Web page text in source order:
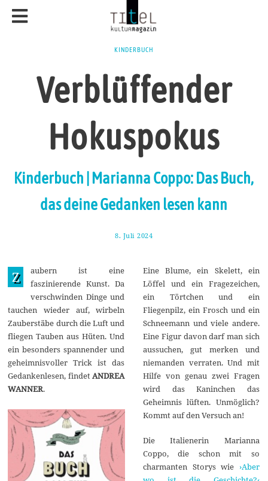
KINDERBUCH
Verblüffender
Hokuspokus
Kinderbuch | Marianna Coppo: Das Buch,
das deine Gedanken lesen kann
8. Juli 2024
u
l
i
2
0
2
4
Z
aubern ist eine
faszinierende Kunst. Da
verschwinden Dinge und
tauchen wieder auf, wirbeln
Zauberstäbe durch die Luft und
fliegen Tauben aus Hüten. Und
ein besonders spannender und
geheimnisvoller Trick ist das
Gedankenlesen, findet ANDREA
WANNER.
Eine Blume, ein Skelett, ein
Löffel und ein Fragezeichen,
ein Törtchen und ein
Fliegenpilz, ein Frosch und ein
Schneemann und viele andere.
Eine Figur davon darf man sich
aussuchen, gut merken und
niemanden verraten. Und mit
Hilfe von genau zwei Fragen
wird das Kaninchen das
Geheimnis lüften. Unmöglich?
Kommt auf den Versuch an!
Die Italienerin Marianna
Coppo, die schon mit so
charmanten Storys wie ›Aber